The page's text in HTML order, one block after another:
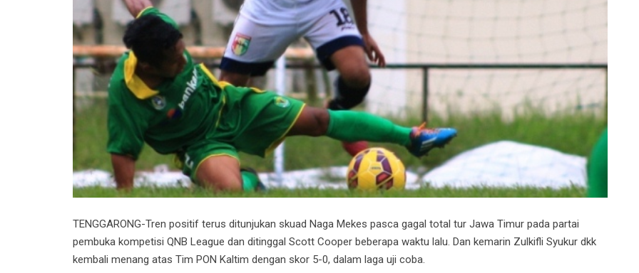
TENGGARONG-Tren positif terus ditunjukan skuad Naga Mekes pasca gagal total tur Jawa Timur pada partai
pembuka kompetisi QNB League dan ditinggal Scott Cooper beberapa waktu lalu. Dan kemarin Zulkifli Syukur dkk
kembali menang atas Tim PON Kaltim dengan skor 5-0, dalam laga uji coba.